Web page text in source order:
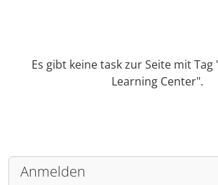
Es gibt keine task zur Seite mit Tag
Learning Center".
Anmelden